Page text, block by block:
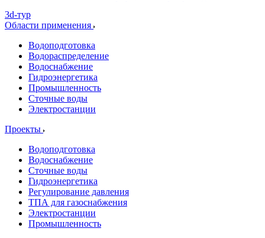
3d-тур
Области применения
Водоподготовка
Водораспределение
Водоснабжение
Гидроэнергетика
Промышленность
Сточные воды
Электростанции
Проекты
Водоподготовка
Водоснабжение
Сточные воды
Гидроэнергетика
Регулирование давления
ТПА для газоснабжения
Электростанции
Промышленность